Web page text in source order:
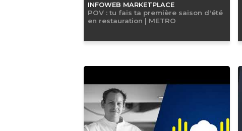
INFOWEB MARKETPLACE
POV : tu fais ta première saison d'été
en restauration | METRO